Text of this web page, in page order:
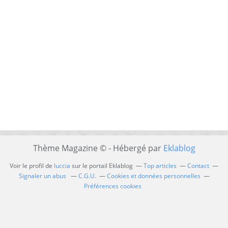
Thème Magazine © - Hébergé par Eklablog
Voir le profil de luccia sur le portail Eklablog Top articles
Contact
Signaler un abus
C.G.U.
Cookies et données personnelles
Préférences cookies